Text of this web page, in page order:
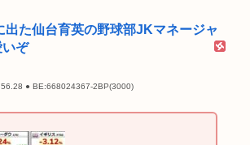
出た仙台育英の野球部JKマネージャ
いぞ
● BE:668024367-2BP(3000)